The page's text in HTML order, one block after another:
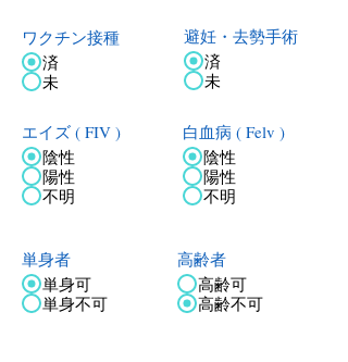
ワクチン接種
済
未
エイズ ( FIV )
陰性
陽性
不明
避妊・去勢手術
済
未
白血病 ( Felv )
陰性
陽性
不明
単身者
単身可
単身不可
高齢者
高齢可
高齢不可